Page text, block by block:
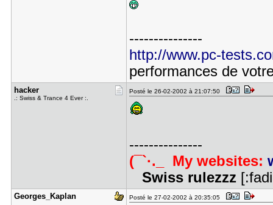
---------------
http://www.pc-
performances de
hacker
.: Swiss & Trance 4 Ever :.
Posté le 26-02-2002 à 21:07:50
---------------
(¯`·._ My websites:
Swiss rulezzz
Georges_Ka​plan Posté le 27-02-2002 à 20:35:05